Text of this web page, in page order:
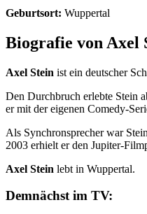
Geburtsort: Wuppertal
Biografie von Axel
Axel Stein ist ein deutscher
Den Durchbruch erlebte Stein
er mit der eigenen Comedy-
Als Synchronsprecher war
2003 erhielt er den Jupiter-
Axel Stein lebt in Wuppertal.
Demnächst im TV: